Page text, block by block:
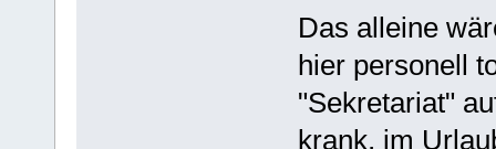
Das alleine
hier personell
"Sekretariat"
krank, im